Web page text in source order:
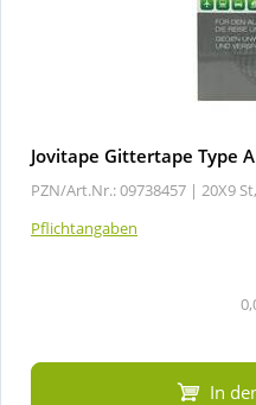
Jovitape Gittertape Type
PZN/Art.Nr.: 09738457 | 20X9
Pflichtangaben
In